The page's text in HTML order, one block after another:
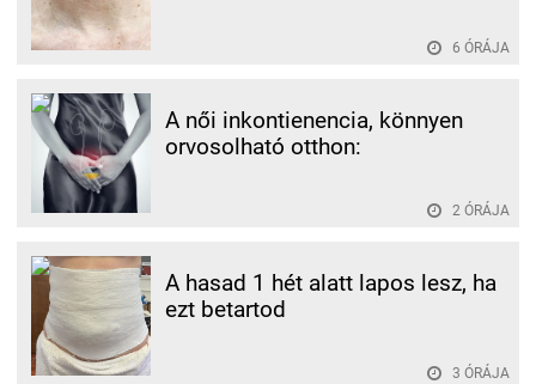
6 ÓRÁJA
A női inkontienencia, könnyen
orvosolható otthon:
2 ÓRÁJA
A hasad 1 hét alatt lapos lesz, ha
ezt betartod
3 ÓRÁJA